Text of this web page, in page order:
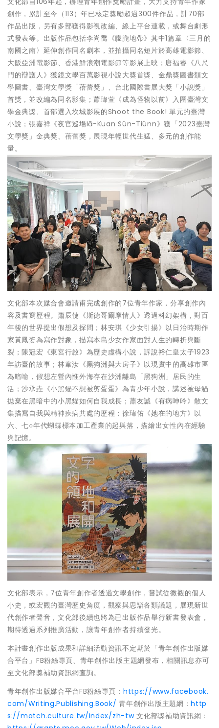
創作，累計至今（113）年已核定獎勵超過300件作品，計70部
作品出版，另有多部獲得影視改編、線上平台連載，或舞台劇形
式發表等。出版作品包括李尚喬《朦朧地帶》其中1篇章〈三月的
南國之南〉延伸創作同名劇本，並拍攝同名短片於高雄電影節、
大阪亞洲電影節、香港鮮浪潮電影節等影展上映；唐福睿《八尺
門的辯護人》獲鏡文學百萬影視小說大獎首獎、金鼎獎圖書類文
學圖書、臺灣文學獎「蓓蕾獎」、台北國際書展大獎「小說獎」
首獎，並改編為同名影集；蕭瑋萱《成為怪物以前》入圍臺灣文
學金典獎、首部選入坎城影展的Shoot the Book! 單元的臺灣
小說；張嘉祥《夜官巡場Iā-Kuan Sûn-Tiûnn》獲「2023臺灣
文學獎」金典獎、蓓蕾獎，展現年輕世代生猛、多元的創作能
量。
文化部本次媒合會邀請甫完成創作的7位青年作家，分享創作內
容及書寫歷程。蕭辰倢《斯德哥爾摩情人》透過科幻架構，對百
年後的世界提出假想及探問；林安琪《少女引揚》以日治時期作
家黃鳳姿為寫作對象，描寫本島少女作家面對人生的轉折與斷
裂；陳冠宏《東宮行啟》為歷史虛構小說，訴說裕仁皇太子1923
年訪臺的故事；林韋汝《黑狗洲與大房子》以現實中的高雄市區
為暗喻，假想左營內惟外海存在沙洲離島「黑狗洲」居民的生
活；沙承垚《小黑貓不想被剪蛋蛋》為青少年小說，講述被母貓
拋棄在黑暗中的小黑貓如何自我成長；蕭友誠《有病呻吟》散文
集描寫自我與精神疾病共處的歷程；徐瑋佑《她在的地方》以
六、七○年代蝴蝶標本加工產業的起與落，描繪出女性內在經驗
與記憶。
文化部表示，7位青年創作者透過文學創作，嘗試從微觀的個人
小史，或宏觀的臺灣歷史角度，觀察與思辯各類議題，展現新世
代創作者聲音，文化部後續也將為已出版作品舉行新書發表會，
期待透過系列推廣活動，讓青年創作者持續發光。
本計畫創作出版成果和詳細活動資訊不定期於「青年創作出版媒
合平台」FB粉絲專頁、青年創作出版主題網發布，相關訊息亦可
至文化部獎補助資訊網查詢。
青年創作出版媒合平台FB粉絲專頁： https://www.facebook.
com/Writing.Publishing.Book/ 青年創作出版主題網：http
s://match.culture.tw/index/zh-tw文化部獎補助資訊網：